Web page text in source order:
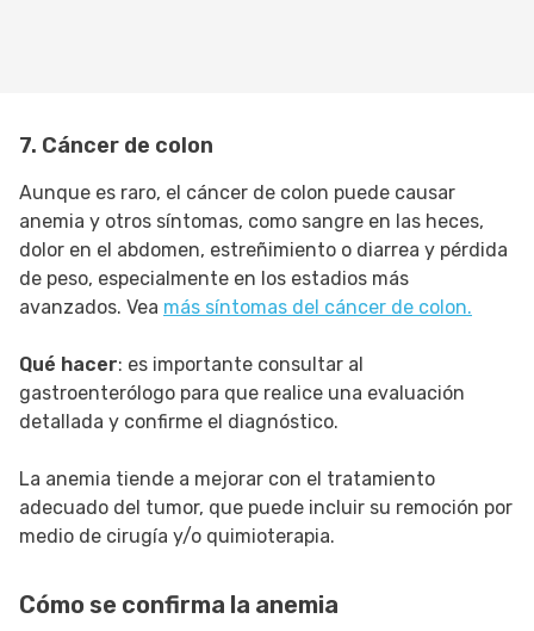
7. Cáncer de colon
Aunque es raro, el cáncer de colon puede causar
anemia y otros síntomas, como sangre en las heces,
dolor en el abdomen, estreñimiento o diarrea y pérdida
de peso, especialmente en los estadios más
avanzados. Vea más síntomas del cáncer de colon.
Qué hacer: es importante consultar al
gastroenterólogo para que realice una evaluación
detallada y confirme el diagnóstico.
La anemia tiende a mejorar con el tratamiento
adecuado del tumor, que puede incluir su remoción por
medio de cirugía y/o quimioterapia.
Cómo se confirma la anemia